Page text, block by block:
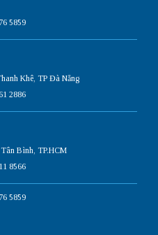
5859
Khê, TP Đà Nẵng
2886
Bình, TP.HCM
8566
5859